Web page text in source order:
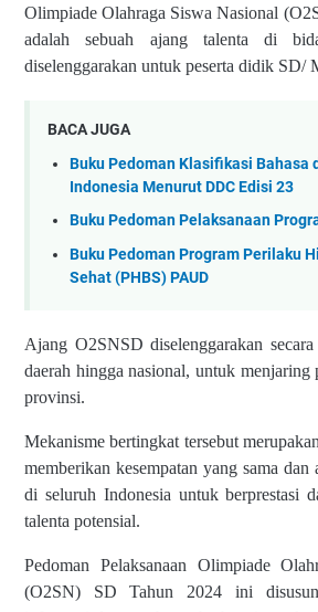
Olimpiade Olahraga Siswa Nasional
adalah sebuah ajang talenta di
diselenggarakan untuk peserta didik SD/
BACA JUGA
Buku Pedoman Klasifikasi Bahasa
Indonesia Menurut DDC Edisi 23
Buku Pedoman Pelaksanaan
Buku Pedoman Program Perilaku
Sehat (PHBS) PAUD
Ajang O2SNSD diselenggarakan
daerah hingga nasional, untuk menjaring
provinsi.
Mekanisme bertingkat tersebut
memberikan kesempatan yang sama
di seluruh Indonesia untuk berprestasi
talenta potensial.
Pedoman Pelaksanaan Olimpiade
(O2SN) SD Tahun 2024 ini